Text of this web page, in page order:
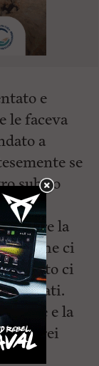
e
le faceva
a
se
subito
di
la
che ci
questo ci
e la
avrei